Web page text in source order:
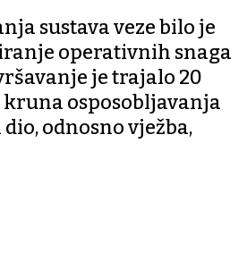
sustava veze bilo je
operativnih snaga
je trajalo 20
osposobljavanja
odnosno vježba,